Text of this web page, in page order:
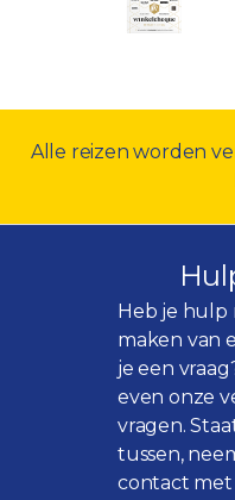
Alle reizen worden
Heb je hulp
maken van
je een
even onze
vragen.
tussen,
contact met